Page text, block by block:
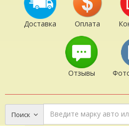
Доставка Оплата
Отзывы
Поиск